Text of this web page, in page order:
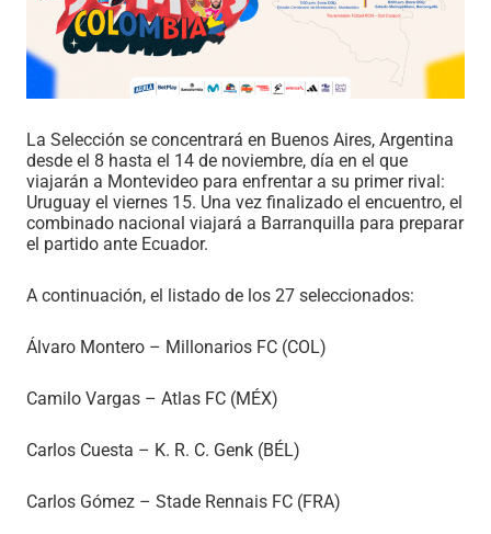
La Selección se concentrará en Buenos Aires, Argentina
desde el 8 hasta el 14 de noviembre, día en el que
viajarán a Montevideo para enfrentar a su primer rival:
Uruguay el viernes 15. Una vez finalizado el encuentro, el
combinado nacional viajará a Barranquilla para preparar
el partido ante Ecuador.
A continuación, el listado de los 27 seleccionados:
Álvaro Montero – Millonarios FC (COL)
Camilo Vargas – Atlas FC (MÉX)
Carlos Cuesta – K. R. C. Genk (BÉL)
Carlos Gómez – Stade Rennais FC (FRA)